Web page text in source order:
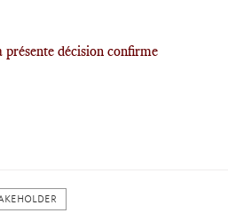
présente décision confirme